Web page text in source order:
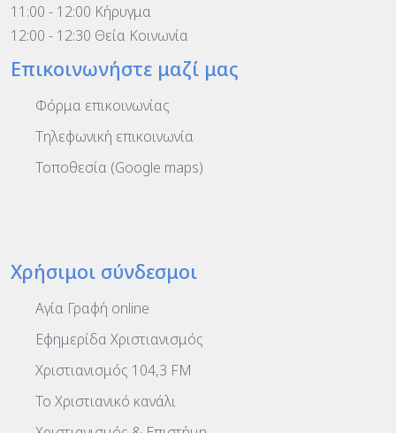
11:00 - 12:00 Κήρυγμα
12:00 - 12:30 Θεία Κοινωνία
Επικοινωνήστε μαζί μας
Φόρμα επικοινωνίας
Τηλεφωνική επικοινωνία
Τοποθεσία (Google maps)
Χρήσιμοι σύνδεσμοι
Αγία Γραφή online
Εφημερίδα Χριστιανισμός
Χριστιανισμός 104,3 FM
To Χριστιανικό κανάλι